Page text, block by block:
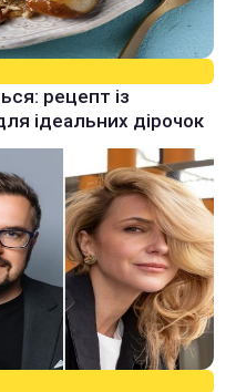
рецепт із
ідеальних дірочок